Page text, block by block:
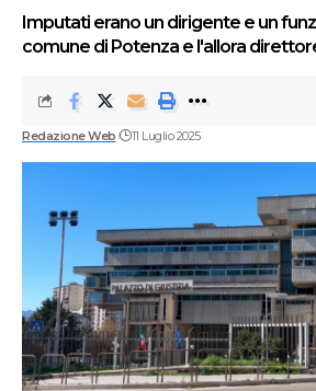
Imputati erano un dirigente e un
comune di Potenza e l'allora
Redazione Web 11 Luglio 2025